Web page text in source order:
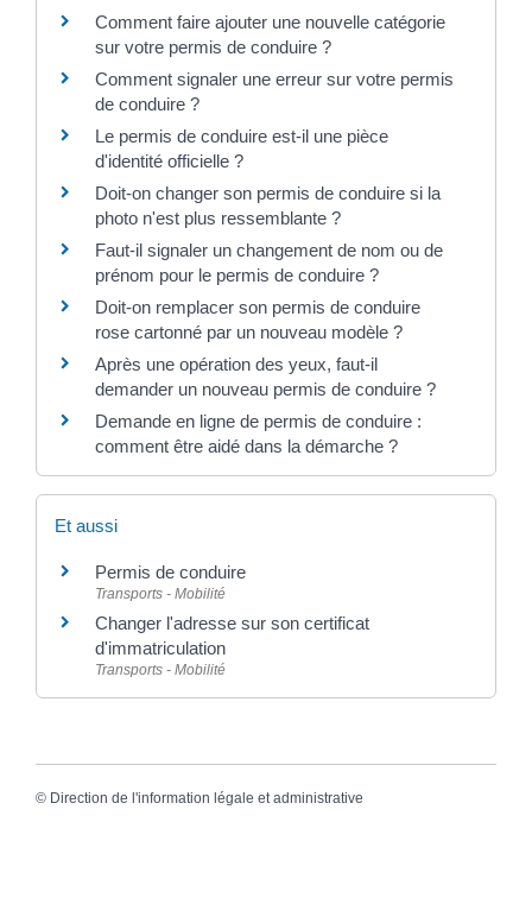
Comment faire ajouter une nouvelle catégorie
sur votre permis de conduire ?
Comment signaler une erreur sur votre permis
de conduire ?
Le permis de conduire est-il une pièce
d'identité officielle ?
Doit-on changer son permis de conduire si la
photo n'est plus ressemblante ?
Faut-il signaler un changement de nom ou de
prénom pour le permis de conduire ?
Doit-on remplacer son permis de conduire
rose cartonné par un nouveau modèle ?
Après une opération des yeux, faut-il
demander un nouveau permis de conduire ?
Demande en ligne de permis de conduire :
comment être aidé dans la démarche ?
Et aussi
Permis de conduire
Transports - Mobilité
Changer l'adresse sur son certificat
d'immatriculation
Transports - Mobilité
© Direction de l'information légale et administrative